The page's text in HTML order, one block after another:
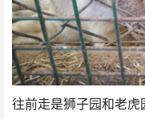
往前走是狮子园和老